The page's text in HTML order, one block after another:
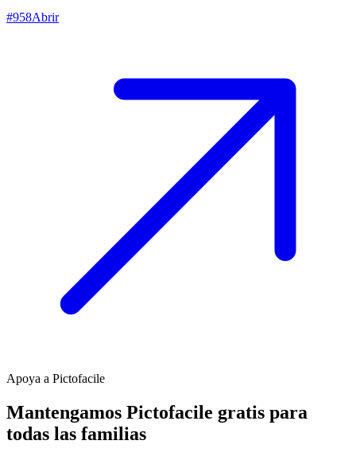
#958Abrir
Apoya a Pictofacile
Mantengamos Pictofacile gratis para
todas las familias